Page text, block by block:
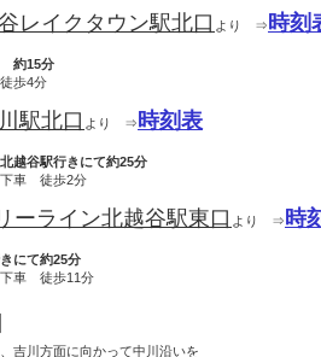
レイクタウン駅北口 より ⇒時刻
約15分
歩4分
駅北口 より ⇒時刻表
越谷駅行きにて約25分
下車 徒歩2分
ーライン北越谷駅東口 より ⇒時
にて約25分
下車 徒歩11分
吉川方面に向かって中川沿いを